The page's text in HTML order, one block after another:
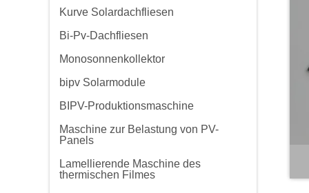
Kurve Solardachfliesen
Bi-Pv-Dachfliesen
Monosonnenkollektor
bipv Solarmodule
BIPV-Produktionsmaschine
Maschine zur Belastung von PV-
Panels
Lamellierende Maschine des
thermischen Filmes